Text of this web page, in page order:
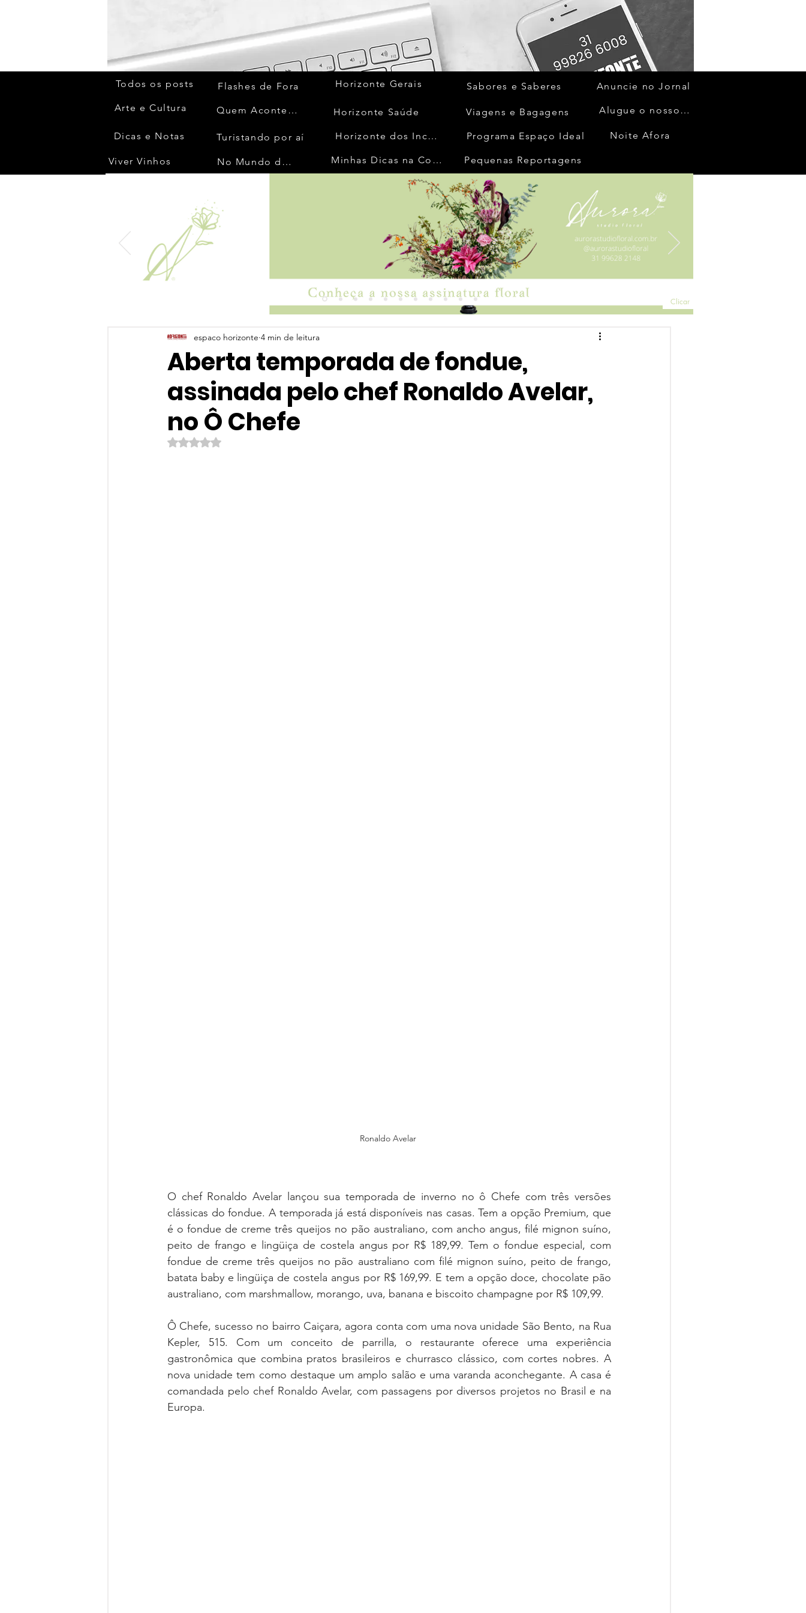
Todos os posts
Arte e Cultura
Dicas e Notas
Viver Vinhos
Flashes de Fora
Quem Acontece
Turistando por aí
No Mundo da Moda
Horizonte Gerais
Horizonte Saúde
Horizonte dos Inconfidentes
Minhas Dicas na Cozinha
Sabores e Saberes
Viagens e Bagagens
Programa Espaço Ideal
Anuncie no Jornal
Alugue o nosso espaço
Noite Afora
Pequenas Reportagens
Clicar
Aberta temporada de fondue,
assinada pelo chef Ronaldo Avelar,
no Ô Chefe
espaco horizonte 4 min de leitura
Avaliado com NaN de 5 estrelas.
Ronaldo Avelar
O chef Ronaldo Avelar lançou sua temporada de inverno no ô Chefe com três versões
clássicas do fondue. A temporada já está disponíveis nas casas. Tem a opção Premium, que
é o fondue de creme três queijos no pão australiano, com ancho angus, filé mignon suíno,
peito de frango e lingüiça de costela angus por R$ 189,99. Tem o fondue especial, com
fondue de creme três queijos no pão australiano com filé mignon suíno, peito de frango,
batata baby e lingüiça de costela angus por R$ 169,99. E tem a opção doce, chocolate pão
australiano, com marshmallow, morango, uva, banana e biscoito champagne por R$ 109,99.
Ô Chefe, sucesso no bairro Caiçara, agora conta com uma nova unidade São Bento, na Rua
Kepler, 515. Com um conceito de parrilla, o restaurante oferece uma experiência
gastronômica que combina pratos brasileiros e churrasco clássico, com cortes nobres. A
nova unidade tem como destaque um amplo salão e uma varanda aconchegante. A casa é
comandada pelo chef Ronaldo Avelar, com passagens por diversos projetos no Brasil e na
Europa.